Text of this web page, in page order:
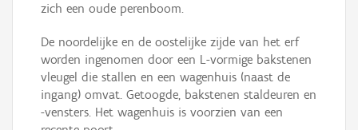
zich een oude perenboom.
De noordelijke en de oostelijke zijde van het erf
worden ingenomen door een L-vormige bakstenen
vleugel die stallen en een wagenhuis (naast de
ingang) omvat. Getoogde, bakstenen staldeuren en
-vensters. Het wagenhuis is voorzien van een